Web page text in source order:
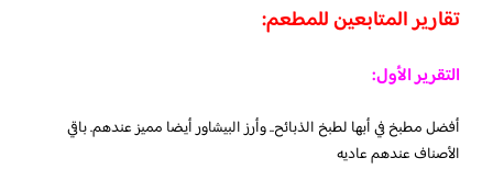
تقارير المتابعين للمطعم:
التقرير الأول:
أفضل مطبخ في أبها لطبخ الذبائح.. وأرز البيشاور أيضا مميز عندهم. باقي
الأصناف عندهم عاديه